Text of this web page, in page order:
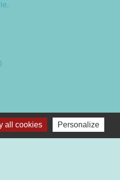
all cookies Personalize